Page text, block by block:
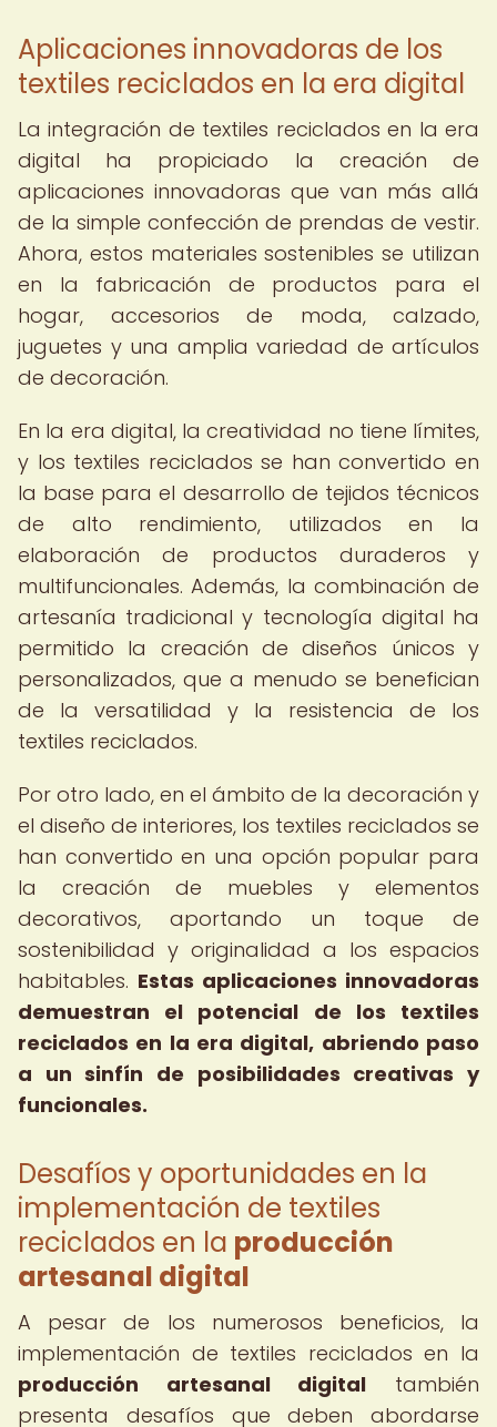
Aplicaciones innovadoras de los
textiles reciclados en la era digital
La integración de textiles reciclados en la era
digital ha propiciado la creación de
aplicaciones innovadoras que van más allá
de la simple confección de prendas de vestir.
Ahora, estos materiales sostenibles se utilizan
en la fabricación de productos para el
hogar, accesorios de moda, calzado,
juguetes y una amplia variedad de artículos
de decoración.
En la era digital, la creatividad no tiene límites,
y los textiles reciclados se han convertido en
la base para el desarrollo de tejidos técnicos
de alto rendimiento, utilizados en la
elaboración de productos duraderos y
multifuncionales. Además, la combinación de
artesanía tradicional y tecnología digital ha
permitido la creación de diseños únicos y
personalizados, que a menudo se benefician
de la versatilidad y la resistencia de los
textiles reciclados.
Por otro lado, en el ámbito de la decoración y
el diseño de interiores, los textiles reciclados se
han convertido en una opción popular para
la creación de muebles y elementos
decorativos, aportando un toque de
sostenibilidad y originalidad a los espacios
habitables. Estas aplicaciones innovadoras
demuestran el potencial de los textiles
reciclados en la era digital, abriendo paso
a un sinfín de posibilidades creativas y
funcionales.
Desafíos y oportunidades en la
implementación de textiles
reciclados en la producción
artesanal digital
A pesar de los numerosos beneficios, la
implementación de textiles reciclados en la
producción artesanal digital también
presenta desafíos que deben abordarse